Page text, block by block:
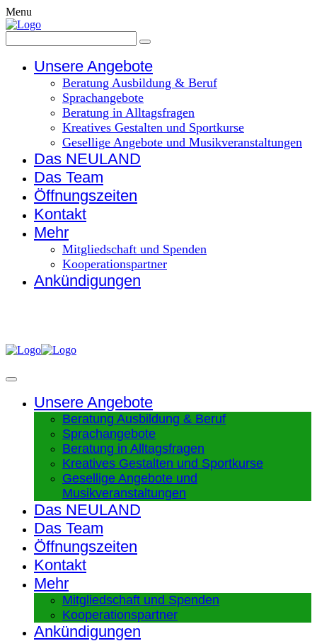
Menu
Unsere Angebote
Beratung Ausbildung & Beruf
Sprachangebote
Beratung in Alltagsfragen
Kreatives Gestalten und Sportkurse
Gesellige Angebote und Musikveranstaltungen
Das NEULAND
Das Team
Öffnungszeiten
Kontakt
Mehr
Mitgliedschaft und Spenden
Kooperationspartner
Ankündigungen
Unsere Angebote
Beratung Ausbildung & Beruf
Sprachangebote
Beratung in Alltagsfragen
Kreatives Gestalten und Sportkurse
Gesellige Angebote und
Musikveranstaltungen
Das NEULAND
Das Team
Öffnungszeiten
Kontakt
Mehr
Mitgliedschaft und Spenden
Kooperationspartner
Ankündigungen